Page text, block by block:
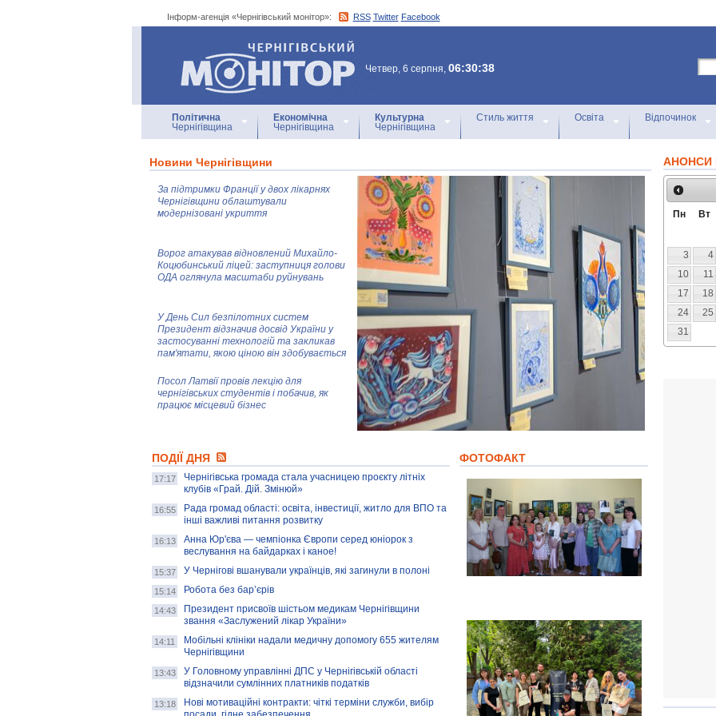
Інформ-агенція «Чернігівський монітор»: RSS Twitter Facebook
Інформ-агенція
«Чернігівський монітор»
Четвер, 6 серпня, 06:30:38
Політична
Чернігівщина
Економічна
Чернігівщина
Культурна
Чернігівщина
Стиль життя Освіта Відпочинок
Новини Чернігівщини
За підтримки Франції у двох лікарнях
Чернігівщини облаштували
модернізовані укриття
Ворог атакував відновлений Михайло-
Коцюбинський ліцей: заступниця голови
ОДА оглянула масштаби руйнувань
У День Сил безпілотних систем
Президент відзначив досвід України у
застосуванні технологій та закликав
пам'ятати, якою ціною він здобувається
Посол Латвії провів лекцію для
чернігівських студентів і побачив, як
працює місцевий бізнес
колекцію про війну, емоції та тварин
AB InBev Efes Україна підтримала
навчальний проєкт "Молодіжна бізнес-
школа", спрямований на розвиток
підприємництва у Чернігівській області
Золота тварина: видання Forbes
написало про чернігівця Патрона: хто і
скільки на ньому заробляє? І куди
витрачають?
ПОДІЇ ДНЯ
17:17
Чернігівська громада стала учасницею проєкту літніх
клубів «Грай. Дій. Змінюй»
16:55
Рада громад області: освіта, інвестиції, житло для ВПО та
інші важливі питання розвитку
16:13
Анна Юр'єва — чемпіонка Європи серед юніорок з
веслування на байдарках і каное!
15:37 У Чернігові вшанували українців, які загинули в полоні
15:14 Робота без бар’єрів
14:43
Президент присвоїв шістьом медикам Чернігівщини
звання «Заслужений лікар України»
14:11
Мобільні клініки надали медичну допомогу 655 жителям
Чернігівщини
13:43
У Головному управлінні ДПС у Чернігівській області
відзначили сумлінних платників податків
13:18
Нові мотиваційні контракти: чіткі терміни служби, вибір
ФОТОФАКТ
АНОНСИ
Пн Вт
3
4
10
11
17
18
24
25
31